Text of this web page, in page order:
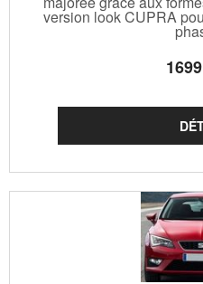
version look CUPRA
1699